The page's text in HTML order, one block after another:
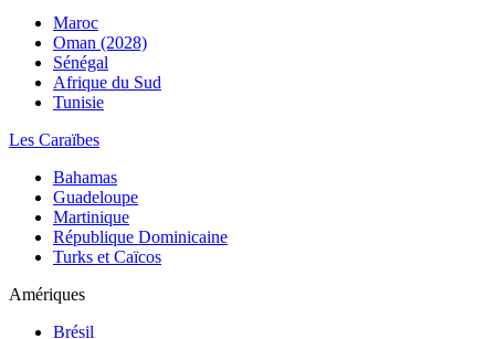
Maroc
Oman (2028)
Sénégal
Afrique du Sud
Tunisie
Les Caraïbes
Bahamas
Guadeloupe
Martinique
République Dominicaine
Turks et Caïcos
Amériques
Brésil